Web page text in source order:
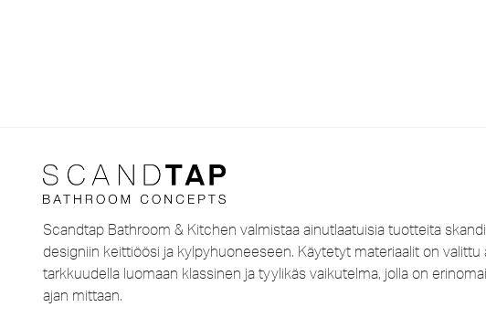
Scandtap Bathroom & Kitchen valmistaa ainutlaatuisia tuotteita
designiin keittiöösi ja kylpyhuoneeseen. Käytetyt materiaalit on valittu
tarkkuudella luomaan klassinen ja tyylikäs vaikutelma, jolla on
ajan mittaan.